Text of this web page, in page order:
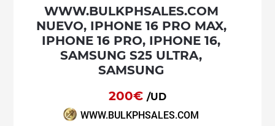
WWW.BULKPHSALES.COM
NUEVO, IPHONE 16 PRO MAX,
IPHONE 16 PRO, IPHONE 16,
SAMSUNG S25 ULTRA,
SAMSUNG
200€ /UD
WWW.BULKPHSALES.COM